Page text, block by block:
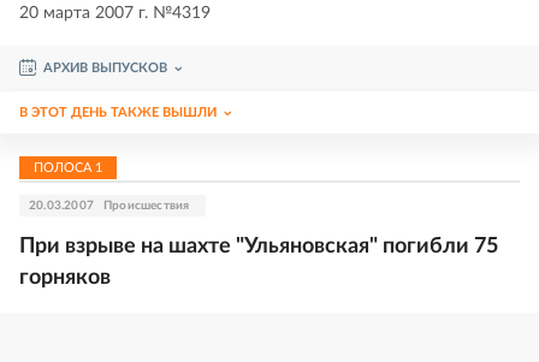
20 марта 2007 г. №4319
АРХИВ ВЫПУСКОВ
В ЭТОТ ДЕНЬ ТАКЖЕ ВЫШЛИ
ПОЛОСА 1
20.03.2007 Происшествия
При взрыве на шахте "Ульяновская" погибли 75
горняков